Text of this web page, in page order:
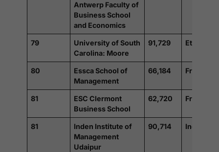
Antwerp Faculty of
Business School
and Economics
79
University of South
Carolina: Moore
91,729 Etats-
80
Essca School of
Management
66,184 France
81
ESC Clermont
Business School
62,720 France
81
Inden Institute of
Management
Udaipur
90,714 Inde